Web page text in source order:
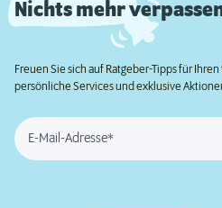
Nichts mehr
Freuen Sie sich auf Ratgeber-Tipps für
persönliche Services und exklusive
E-Mail-Adresse*